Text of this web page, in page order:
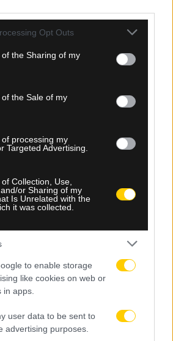
app uses one or more Google
or usage behaviour. You may click to
to Google and its third-party tags to
specified purposes in below Google
Opt Outs
the Sharing of my
the Sale of my
processing my
Targeted Advertising.
Collection, Use,
or Sharing of my
Is Unrelated with the
it was collected.
to enable storage
like cookies on web or
apps.
user data to be sent to
advertising purposes.